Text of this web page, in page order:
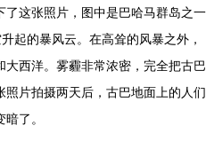
了这张照片，图中是巴哈马群岛之一
起的暴风云。在高耸的风暴之外，
西洋。雾霾非常浓密，完全把古巴
片拍摄两天后，古巴地面上的人们
了。